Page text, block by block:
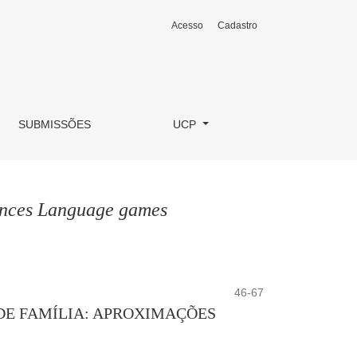
SUBMISSÕES UCP
Acesso Cadastro
Language games
46-67
FAMÍLIA: APROXIMAÇÕES